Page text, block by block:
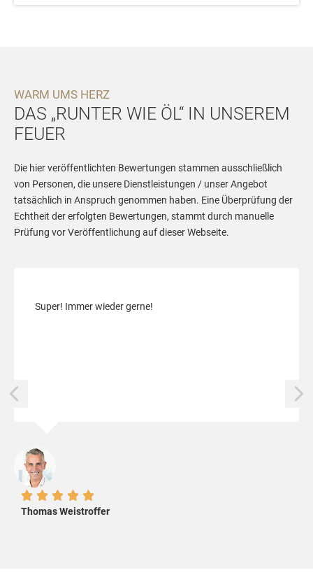
WARM UMS HERZ
DAS „RUNTER WIE ÖL“ IN UNSEREM
FEUER
Die hier veröffentlichten Bewertungen stammen ausschließlich
von Personen, die unsere Dienstleistungen / unser Angebot
tatsächlich in Anspruch genommen haben. Eine Überprüfung der
Echtheit der erfolgten Bewertungen, stammt durch manuelle
Prüfung vor Veröffentlichung auf dieser Webseite.
Super! Immer wieder gerne!
    
Thomas Weistroffer